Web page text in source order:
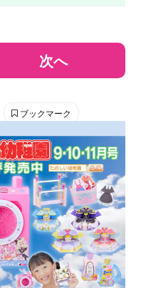
次へ
ブックマーク